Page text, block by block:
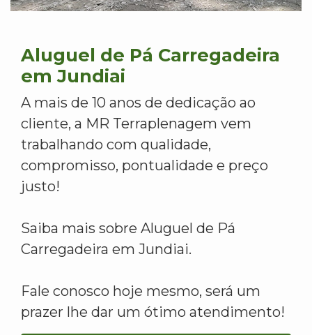
Aluguel de Pá Carregadeira
em Jundiai
A mais de 10 anos de dedicação ao
cliente, a MR Terraplenagem vem
trabalhando com qualidade,
compromisso, pontualidade e preço
justo!
Saiba mais sobre Aluguel de Pá
Carregadeira em Jundiai.
Fale conosco hoje mesmo, será um
prazer lhe dar um ótimo atendimento!